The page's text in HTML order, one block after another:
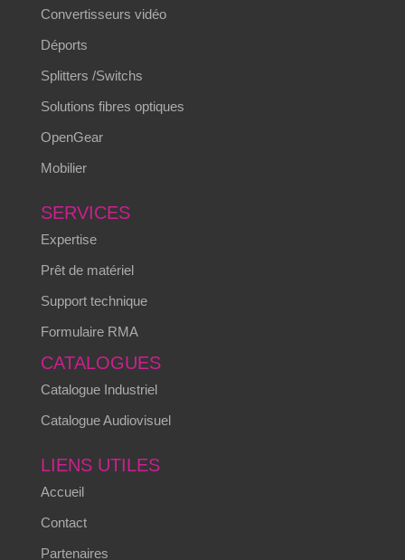
Convertisseurs vidéo
Déports
Splitters /Switchs
Solutions fibres optiques
OpenGear
Mobilier
SERVICES
Expertise
Prêt de matériel
Support technique
Formulaire RMA
CATALOGUES
Catalogue Industriel
Catalogue Audiovisuel
LIENS UTILES
Accueil
Contact
Partenaires